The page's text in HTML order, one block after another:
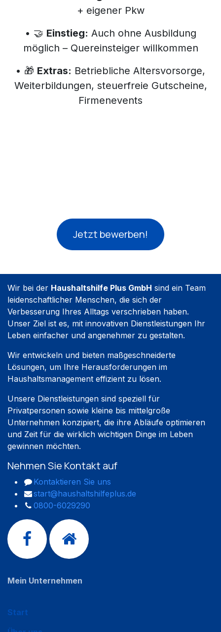
+ eigener Pkw
• 🤝 Einstieg: Auch ohne Ausbildung
möglich – Quereinsteiger willkommen
• 🎁 Extras: Betriebliche Altersvorsorge,
Weiterbildungen, steuerfreie Gutscheine,
Firmenevents
Jetzt bewerben!
Wir bei der Haushaltshilfe Plus GmbH sind ein Team
leidenschaftlicher Menschen, die sich der
Verbesserung Ihres Alltags verschrieben haben.
Unser Ziel ist es, mit innovativen Dienstleistungen Ihr
Leben einfacher und angenehmer zu gestalten.
Wir entwickeln und bieten maßgeschneiderte
Lösungen, um Ihre Herausforderungen im
Haushaltsmanagement effizient zu lösen.
Unsere Dienstleistungen sind speziell für
Privatpersonen sowie kleine bis mittelgroße
Unternehmen konzipiert, die ihre Abläufe optimieren
und Zeit für die wirklich wichtigen Dinge im Leben
gewinnen möchten.
Nehmen Sie Kontakt auf
Kontaktieren Sie uns
start@haushaltshilfeplus.de
0800-6029290
Mein Unternehmen
Start